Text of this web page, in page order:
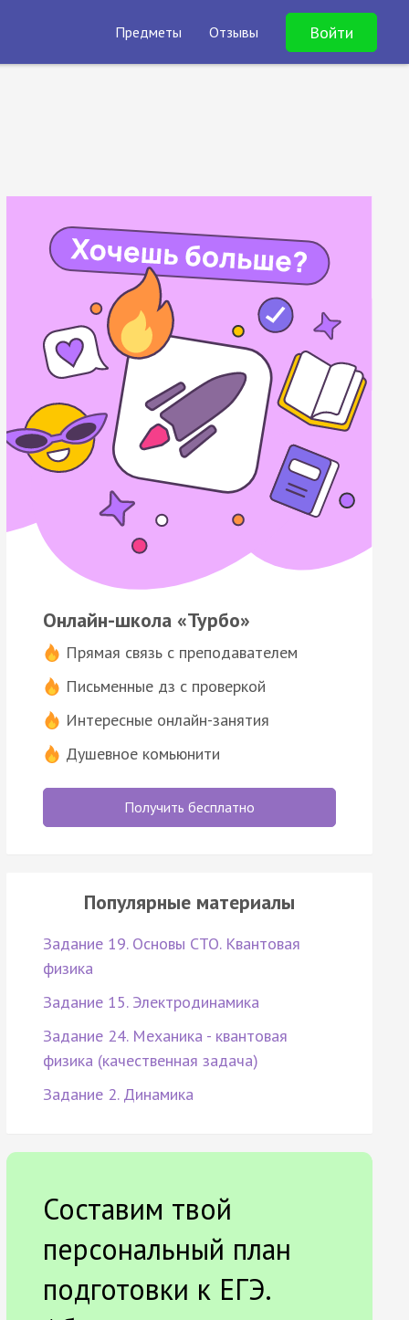
Предметы Отзывы Войти
Онлайн-школа «Турбо»
Прямая связь с преподавателем
Письменные дз с проверкой
Интересные онлайн-занятия
Душевное комьюнити
Получить бесплатно
Популярные материалы
Задание 19. Основы СТО. Квантовая
физика
Задание 15. Электродинамика
Задание 24. Механика - квантовая
физика (качественная задача)
Задание 2. Динамика
Составим твой
персональный план
подготовки к ЕГЭ.